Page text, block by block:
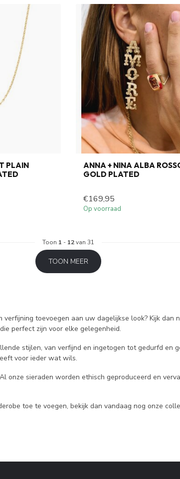
PLAIN
ANNA + NINA ALBA
GOLD PLATED
€169,95
Op voorraad
Toon 1 - 12van 31
TOON MEER
toevoegen aan uw dagelijkse look? Kijk
perfect zijn voor elke gelegenheid.
stijlen, van verfijnd en ingetogen tot gedurfd
voor ieder wat wils.
sieraden worden ethisch geproduceerd en
toe te voegen, bekijk dan vandaag nog onze